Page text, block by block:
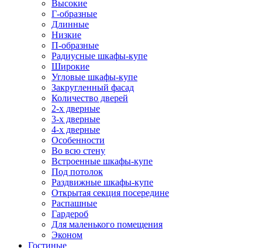
Высокие
Г-образные
Длинные
Низкие
П-образные
Радиусные шкафы-купе
Широкие
Угловые шкафы-купе
Закругленный фасад
Количество дверей
2-х дверные
3-х дверные
4-х дверные
Особенности
Во всю стену
Встроенные шкафы-купе
Под потолок
Раздвижные шкафы-купе
Открытая секция посередине
Распашные
Гардероб
Для маленького помещения
Эконом
Гостиные